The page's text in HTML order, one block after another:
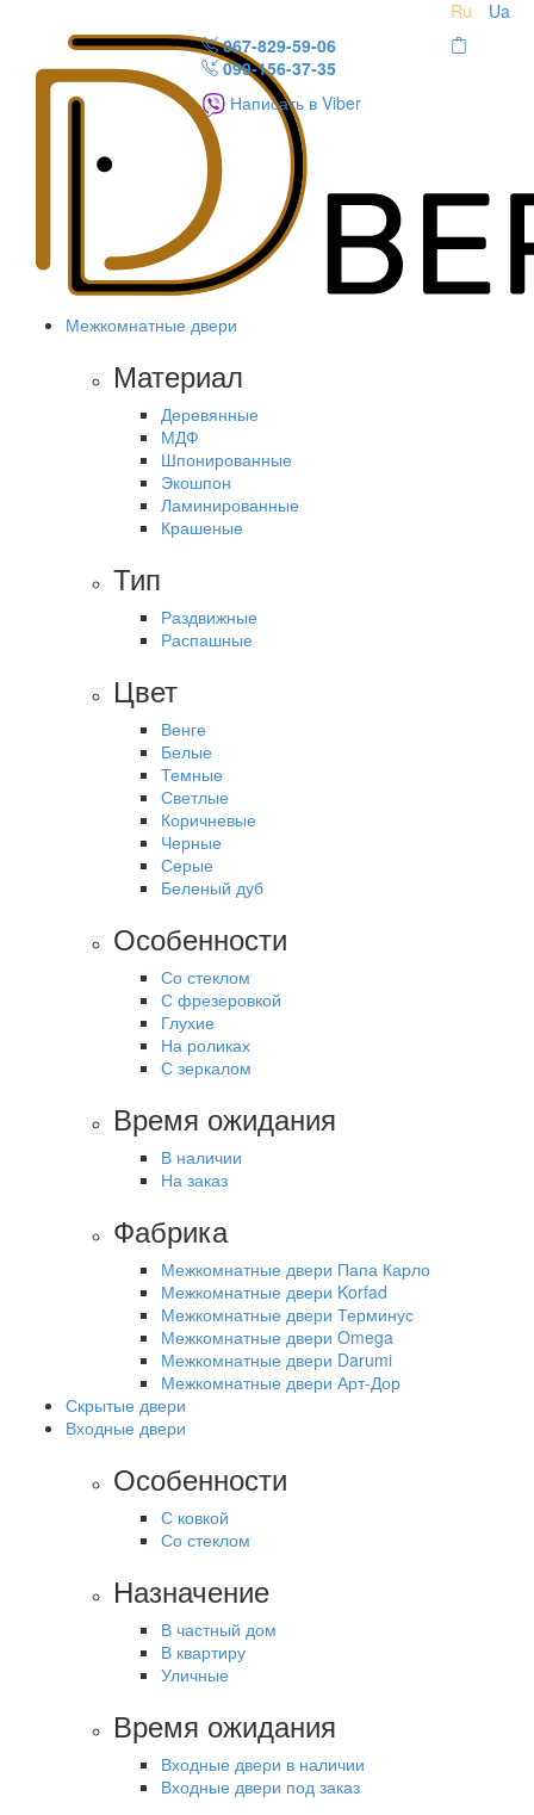
Ru
Ua
067-829-59-06
099-156-37-35
Написать в Viber
Межкомнатные двери
Материал
Деревянные
МДФ
Шпонированные
Экошпон
Ламинированные
Крашеные
Тип
Раздвижные
Распашные
Цвет
Венге
Белые
Темные
Светлые
Коричневые
Черные
Серые
Беленый дуб
Особенности
Со стеклом
С фрезеровкой
Глухие
На роликах
С зеркалом
Время ожидания
В наличии
На заказ
Фабрика
Межкомнатные двери Папа Карло
Межкомнатные двери Korfad
Межкомнатные двери Терминус
Межкомнатные двери Omega
Межкомнатные двери Darumi
Межкомнатные двери Арт-Дор
Скрытые двери
Входные двери
Особенности
С ковкой
Со стеклом
Назначение
В частный дом
В квартиру
Уличные
Время ожидания
Входные двери в наличии
Входные двери под заказ